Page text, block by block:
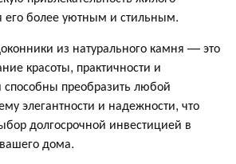
его более уютным и стильным.
из натурального камня — это
красоты, практичности и
преобразить любой
элегантности и надежности, что
долгосрочной инвестицией в
дома.